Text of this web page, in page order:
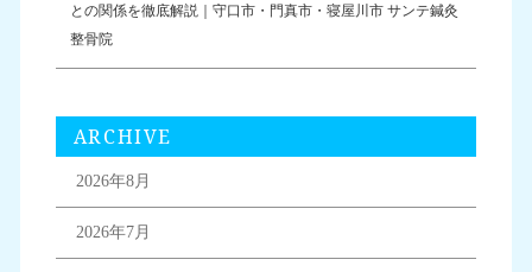
との関係を徹底解説｜守口市・門真市・寝屋川市 サンテ鍼灸
整骨院
ARCHIVE
2026年8月
2026年7月